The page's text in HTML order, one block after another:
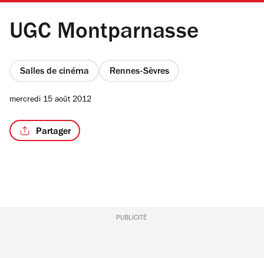
UGC Montparnasse
Salles de cinéma Rennes-Sèvres
mercredi 15 août 2012
Partager
PUBLICITÉ